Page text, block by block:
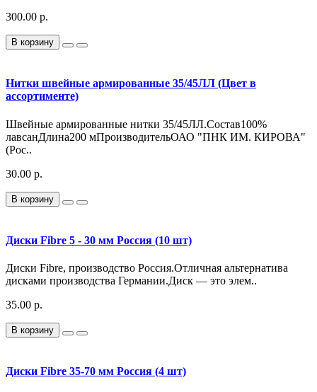
300.00 р.
В корзину
Нитки швейные армированные 35/45ЛЛ (Цвет в
ассортименте)
Швейные армированные нитки 35/45ЛЛ.Состав100%
лавсанДлина200 мПроизводительОАО "ПНК ИМ. КИРОВА"
(Рос..
30.00 р.
В корзину
Диски Fibre 5 - 30 мм Россия (10 шт)
Диски Fibre, производство Россия.Отличная альтернатива
дисками производства Германии.Диск — это элем..
35.00 р.
В корзину
Диски Fibre 35-70 мм Россия (4 шт)